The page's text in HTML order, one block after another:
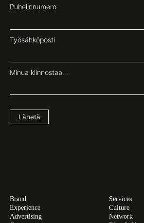
Puhelinnumero
Työsähköposti
Minua kiinnostaa...
Lähetä
Brand
Experience
Advertising
Services
Culture
Network